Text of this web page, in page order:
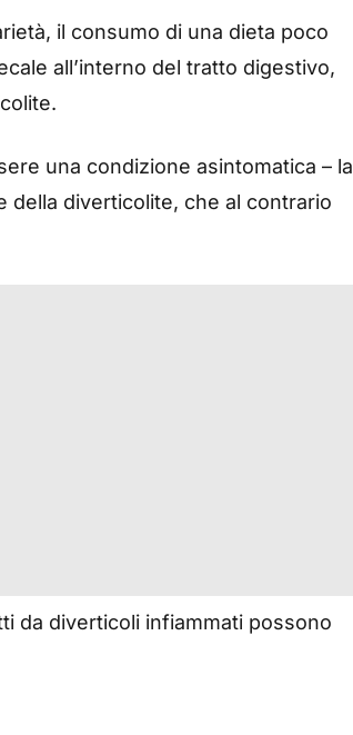
il consumo di una dieta poco
all’interno del tratto digestivo,
una condizione asintomatica – la
della diverticolite, che al contrario
da diverticoli infiammati possono